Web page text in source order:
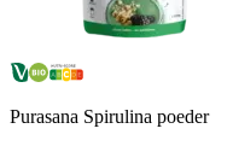
Purasana Spirulina poeder